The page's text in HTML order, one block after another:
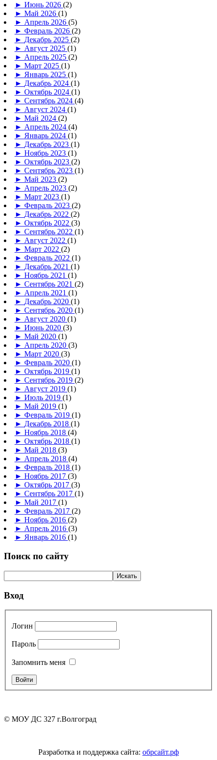
► Июнь 2026 (2)
► Май 2026 (1)
► Апрель 2026 (5)
► Февраль 2026 (2)
► Декабрь 2025 (2)
► Август 2025 (1)
► Апрель 2025 (2)
► Март 2025 (1)
► Январь 2025 (1)
► Декабрь 2024 (1)
► Октябрь 2024 (1)
► Сентябрь 2024 (4)
► Август 2024 (1)
► Май 2024 (2)
► Апрель 2024 (4)
► Январь 2024 (1)
► Декабрь 2023 (1)
► Ноябрь 2023 (1)
► Октябрь 2023 (2)
► Сентябрь 2023 (1)
► Май 2023 (2)
► Апрель 2023 (2)
► Март 2023 (1)
► Февраль 2023 (2)
► Декабрь 2022 (2)
► Октябрь 2022 (3)
► Сентябрь 2022 (1)
► Август 2022 (1)
► Март 2022 (2)
► Февраль 2022 (1)
► Декабрь 2021 (1)
► Ноябрь 2021 (1)
► Сентябрь 2021 (2)
► Апрель 2021 (1)
► Декабрь 2020 (1)
► Сентябрь 2020 (1)
► Август 2020 (1)
► Июнь 2020 (3)
► Май 2020 (1)
► Апрель 2020 (3)
► Март 2020 (3)
► Февраль 2020 (1)
► Октябрь 2019 (1)
► Сентябрь 2019 (2)
► Август 2019 (1)
► Июль 2019 (1)
► Май 2019 (1)
► Февраль 2019 (1)
► Декабрь 2018 (1)
► Ноябрь 2018 (4)
► Октябрь 2018 (1)
► Май 2018 (3)
► Апрель 2018 (4)
► Февраль 2018 (1)
► Ноябрь 2017 (3)
► Октябрь 2017 (3)
► Сентябрь 2017 (1)
► Май 2017 (1)
► Февраль 2017 (2)
► Ноябрь 2016 (2)
► Апрель 2016 (3)
► Январь 2016 (1)
Поиск по сайту
Вход
Логин
Пароль
Запомнить меня
© МОУ ДС 327 г.Волгоград
Разработка и поддержка сайта: обрсайт.рф